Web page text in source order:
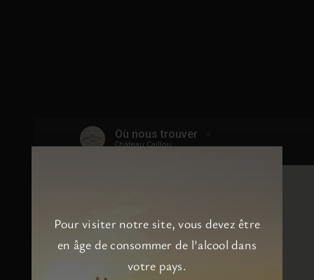
Pour visiter notre site, vous devez être
en âge de consommer de l’alcool dans
votre pays.